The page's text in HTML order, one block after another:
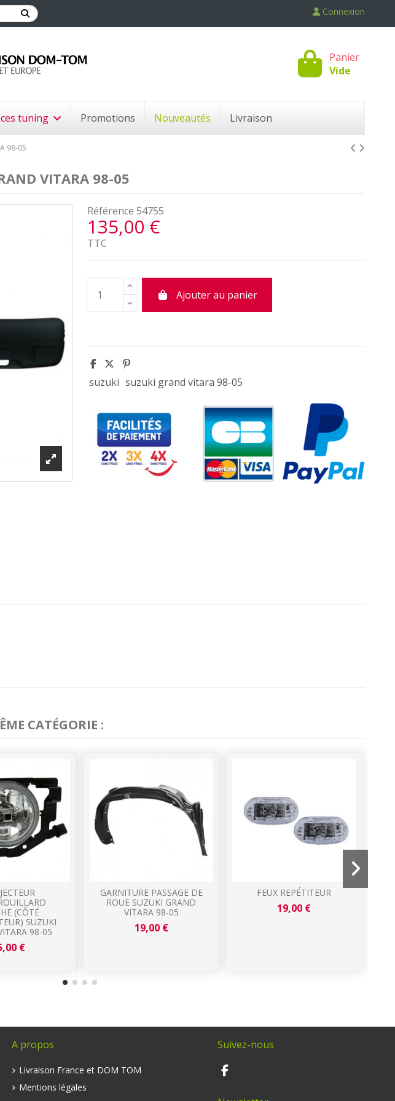
Connexion
Panier
Vide
tuning Promotions Nouveautés Livraison
98-05
VITARA 98-05
Référence 54755
135,00 €
TTC
Ajouter au panier
suzuki suzuki grand vitara 98-05
CATÉGORIE :
(CÔTÉ
SUZUKI
98-05
€
GARNITURE PASSAGE DE
ROUE SUZUKI GRAND
VITARA 98-05
19,00 €
FEUX REPÉTITEUR
19,00 €
A propos
Livraison France et DOM TOM
Mentions légales
Suivez-nous